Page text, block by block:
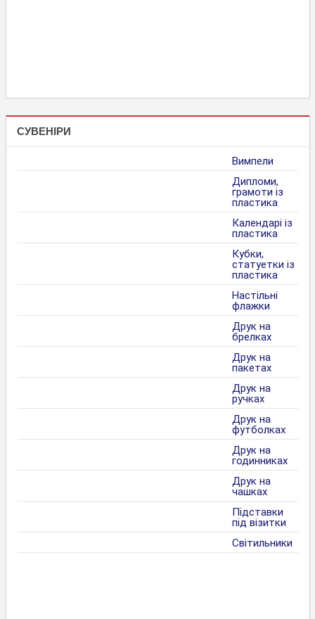
СУВЕНІРИ
Вимпели
Дипломи,
грамоти із
пластика
Календарі із
пластика
Кубки,
статуетки із
пластика
Настільні
флажки
Друк на
брелках
Друк на
пакетах
Друк на
ручках
Друк на
футболках
Друк на
годинниках
Друк на
чашках
Підставки
під візитки
Світильники